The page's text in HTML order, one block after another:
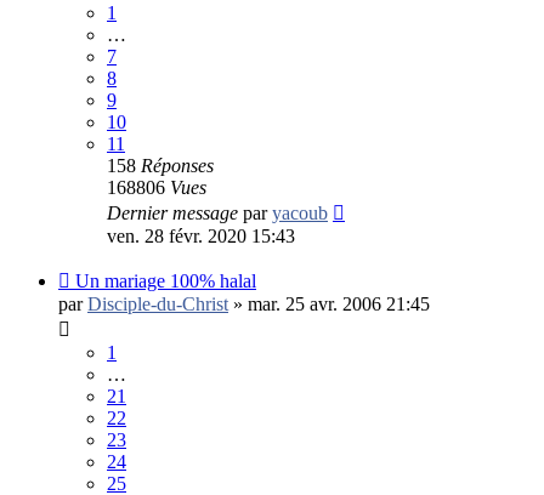
1
…
7
8
9
10
11
158 Réponses
168806 Vues
Dernier message paryacoub
ven. 28 févr. 2020 15:43
Un mariage 100% halal
parDisciple-du-Christ » mar. 25 avr. 2006 21:45
1
…
21
22
23
24
25